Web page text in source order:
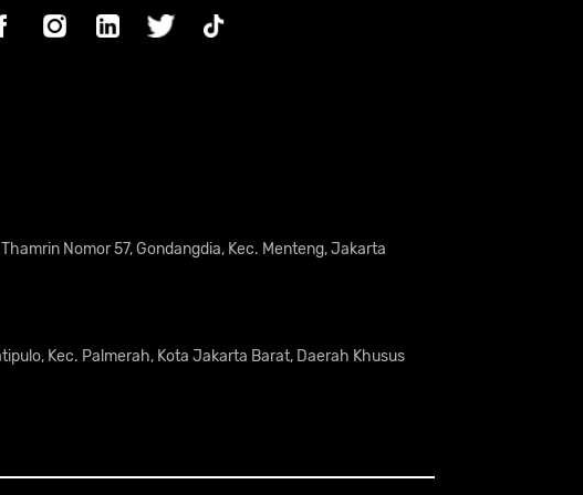
Nomor 57, Gondangdia, Kec. Menteng, Jakarta
Kec. Palmerah, Kota Jakarta Barat, Daerah Khusus